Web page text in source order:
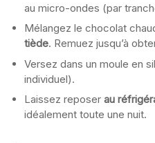
au micro-ondes (par
Mélangez le chocolat
tiède. Remuez jusqu’à
Versez dans un moule en
individuel).
Laissez reposer au
idéalement toute une nuit.